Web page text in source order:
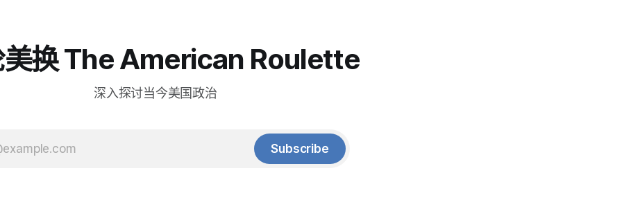
换 The American Roulette
深入探讨当今美国政治
Subscribe